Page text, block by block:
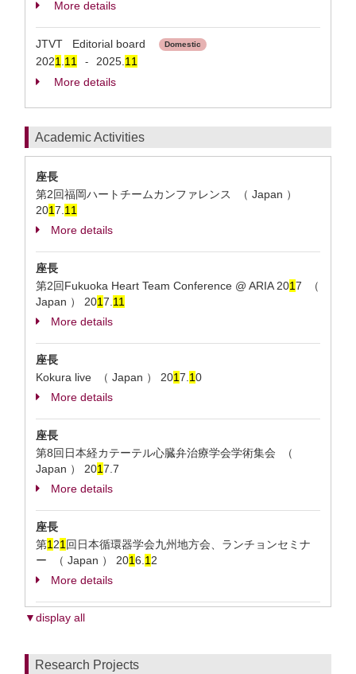
More details
JTVT Editorial board Domestic
2021 1 1 - 2025. 1 1
More details
Academic Activities
座長
第2回福岡ハートチームカンファレンス （ Japan ）
2017. 1 1
More details
座長
第2回Fukuoka Heart Team Conference @ ARIA 2017 （
Japan ） 2017. 11
More details
座長
Kokura live （ Japan ） 2017. 10
More details
座長
第8回日本経カテーテル心臓弁治療学会学術集会 （
Japan ） 2017.7
More details
座長
第1 21 回日本循環器学会九州地方会、ランチョンセミナ
ー （ Japan ） 2016. 1 2
More details
▼display all
Research Projects